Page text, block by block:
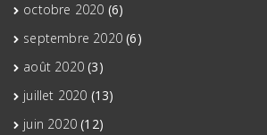
octobre 2020 (6)
septembre 2020 (6)
août 2020 (3)
juillet 2020 (13)
juin 2020 (12)